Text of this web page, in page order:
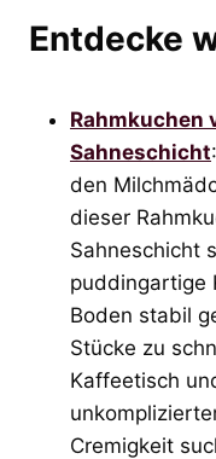
Entdecke
Rahmkuchen
Sahneschicht
den
dieser
Sahneschicht
puddingartige
Boden stabil
Stücke zu
Kaffeetisch
Cremigkeit